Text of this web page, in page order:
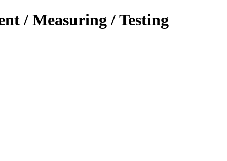
/ Measuring / Testing